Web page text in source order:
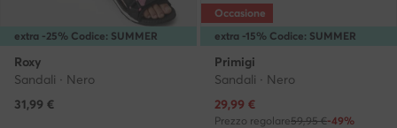
extra -25% Codice: SUMMER
Roxy
Sandali · Nero
31,99 €
extra -15% Codice: SUMMER
Occasione
Primigi
Sandali · Nero
Prezzo attuale
29,99 €
Prezzo regolare59,95 €-49%